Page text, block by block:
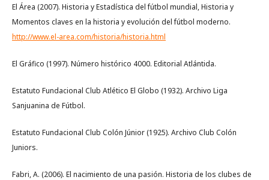
El Área (2007). Historia y Estadística del fútbol mundial, Historia y
Momentos claves en la historia y evolución del fútbol moderno.
http://www.el-area.com/historia/historia.html
El Gráfico (1997). Número histórico 4000. Editorial Atlántida.
Estatuto Fundacional Club Atlético El Globo (1932). Archivo Liga
Sanjuanina de Fútbol.
Estatuto Fundacional Club Colón Júnior (1925). Archivo Club Colón
Juniors.
Fabri, A. (2006). El nacimiento de una pasión. Historia de los clubes de